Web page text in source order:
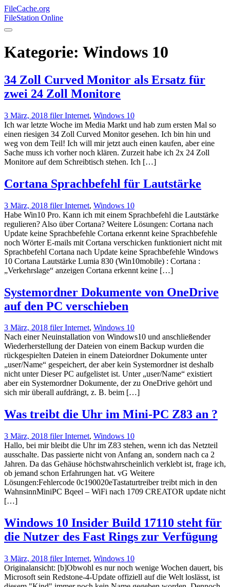
FileCache.org
FileStation Online
Kategorie: Windows 10
34 Zoll Curved Monitor als Ersatz für
zwei 24 Zoll Monitore
3 März, 2018 filerInternet, Windows 10
Ich war letzte Woche im Media Markt und hab zum ersten Mal so
einen riesigen 34 Zoll Curved Monitor gesehen. Ich bin hin und
weg von dem Teil! Ich will mir jetzt auch einen kaufen, aber eine
Sache muss ich vorher noch klären. Zurzeit habe ich 2x 24 Zoll
Monitore auf dem Schreibtisch stehen. Ich […]
Cortana Sprachbefehl für Lautstärke
3 März, 2018 filerInternet, Windows 10
Habe Win10 Pro. Kann ich mit einem Sprachbefehl die Lautstärke
regulieren? Also über Cortana? Weitere Lösungen: Cortana nach
Update keine Sprachbefehle Cortana erkennt keine Sprachbefehle
noch Wörter E-mails mit Cortana verschicken funktioniert nicht mit
Sprachbefehl Cortana nach Update keine Sprachbefehle Windows
10 Cortana Lautstärke Lumia 830 (Win10mobile) : Cortana :
„Verkehrslage“ anzeigen Cortana erkennt keine […]
Systemordner Dokumente von OneDrive
auf den PC verschieben
3 März, 2018 filerInternet, Windows 10
Nach einer Neuinstallation von Windows10 und anschließender
Wiederherstellung der Dateien von einem Backup wurden die
rückgespielten Dateien in einem Dateiordner Dokumente unter
„user/Name“ gespeichert, der aber kein Systemordner ist deshalb
nicht unter Dieser PC aufgelistet ist. Unter „user/Name“ existiert
aber ein Systemordner Dokumente, der zu OneDrive gehört und
sich mir überall aufdrängt, z. B. beim […]
Was treibt die Uhr im Mini-PC Z83 an ?
3 März, 2018 filerInternet, Windows 10
Hallo, bei mir bleibt die Uhr im Z83 stehen, wenn ich das Netzteil
ausschalte. Das passierte nicht von Anfang an, sondern nach ca 2
Jahren. Da das Gehäuse höchstwahrscheinlich verklebt ist, frage ich,
ob jemand schon Erfahrungen hat. vG Weitere
Lösungen:Fehlercode 0c190020eTastaturtreiber treibt mich in den
WahnsinnMiniPC Bqeel – WiFi nach 1709 CREATOR update nicht
[…]
Windows 10 Insider Build 17110 steht für
die Nutzer des Fast Rings zur Verfügung
3 März, 2018 filerInternet, Windows 10
Originalansicht: [b]Obwohl es nur noch wenige Wochen dauert, bis
Microsoft sein Redstone-4-Update offiziell auf die Welt loslässt, ist